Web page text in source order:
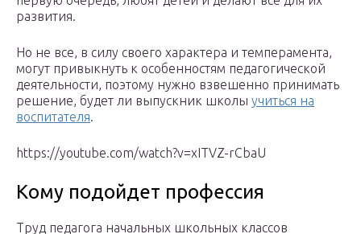
развития.
Но не все, в силу своего характера и темперамента,
могут привыкнуть к особенностям педагогической
деятельности, поэтому нужно взвешенно принимать
решение, будет ли выпускник школы учиться на
воспитателя.
https://youtube.com/watch?v=xITVZ-rCbaU
Кому подойдет профессия
Труд педагога начальных школьных классов